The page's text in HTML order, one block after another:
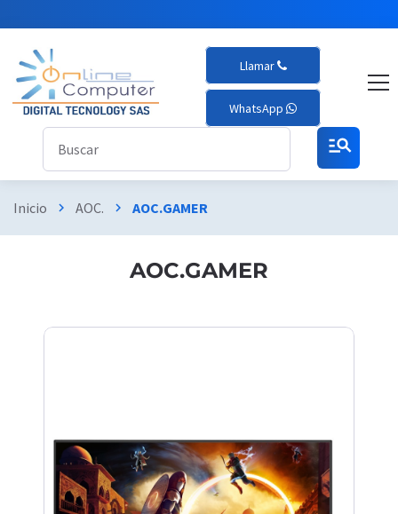
Llamar
WhatsApp
manage_search
Inicio chevron_right AOC. chevron_right AOC.GAMER
AOC.GAMER